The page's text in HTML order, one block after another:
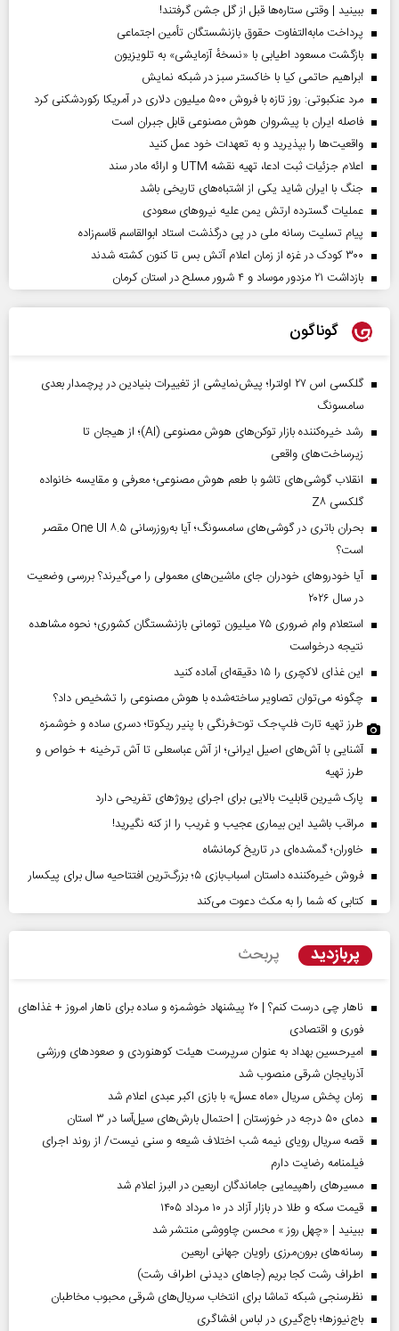
ببینید | وقتی ستاره‌ها قبل از گل جشن گرفتند!
پرداخت مابه‌التفاوت حقوق بازنشستگان تأمین اجتماعی
بازگشت مسعود اطیابی با «نسخهٔ آزمایشی» به تلویزیون
ابراهیم حاتمی کیا با خاکستر سبز در شبکه نمایش
مرد عنکبوتی: روز تازه با فروش ۵۰۰ میلیون دلاری در آمریکا رکوردشکنی کرد
فاصله ایران با پیشرو‌ان هوش مصنوعی قابل جبران است
واقعیت‌ها را بپذیرید و به تعهدات خود عمل کنید
اعلام جزئیات ثبت ادعا، تهیه نقشه UTM و ارائه مادر سند
جنگ با ایران شاید یکی از اشتباه‌های تاریخی باشد
عملیات گسترده ارتش یمن علیه نیروهای سعودی
پیام تسلیت رسانه ملی در پی درگذشت استاد ابوالقاسم قاسم‌زاده
۳۰۰ کودک در غزه از زمان اعلام آتش بس تا کنون کشته شدند
بازداشت ۲۱ مزدور موساد و ۴ شرور مسلح در استان کرمان
گوناگون
گلکسی اس ۲۷ اولترا؛ پیش‌نمایشی از تغییرات بنیادین در پرچمدار بعدی
سامسونگ
رشد خیره‌کننده بازار توکن‌های هوش مصنوعی (AI)؛ از هیجان تا
زیرساخت‌های واقعی
انقلاب گوشی‌های تاشو‌ با طعم هوش مصنوعی؛ معرفی و مقایسه خانواده
گلکسی Z۸
بحران باتری در گوشی‌های سامسونگ؛ آیا به‌روزرسانی One UI ۸.۵ مقصر
است؟
آیا خودروهای خودران جای ماشین‌های معمولی را می‌گیرند؟ بررسی وضعیت
در سال ۲۰۲۶
استعلام وام ضروری ۷۵ میلیون تومانی بازنشستگان کشوری؛ نحوه مشاهده
نتیجه درخواست
این غذای لاکچری را ۱۵ دقیقه‌ای آماده کنید
چگونه می‌توان تصاویر ساخته‌شده با هوش مصنوعی را تشخیص داد؟
طرز تهیه تارت فلپ‌جک توت‌فرنگی با پنیر ریکوتا؛ دسری ساده و خوشمزه
آشنایی با آش‌های اصیل ایرانی؛ از آش عباسعلی تا آش ترخینه + خواص و
طرز تهیه
پارک شیرین قابلیت‌ بالایی برای اجرای پروژهای تفریحی دارد
مراقب باشید این بیماری عجیب و غریب را از کنه نگیرید!
خاوران؛ گمشده‌ای در تاریخ کرمانشاه
فروش خیره‌کننده داستان اسباب‌بازی ۵؛ بزرگ‌ترین افتتاحیه سال برای پیکسار
کتابی که شما را به مکث دعوت می‌کند
پربازدید پربحث
ناهار چی درست کنم؟ | ۲۰ پیشنهاد خوشمزه و ساده برای ناهار امروز + غذاهای
فوری و اقتصادی
امیرحسین بهداد به عنوان سرپرست هیئت کوهنوردی و صعودهای ورزشی
آذربایجان شرقی منصوب شد
زمان پخش سریال «ماه عسل» با بازی اکبر عبدی اعلام شد
دمای ۵۰ درجه در خوزستان | احتمال بارش‌های سیل‌آسا در ۳ استان
قصه سریال رویای نیمه شب اختلاف شیعه و سنی نیست/ از روند اجرای
فیلمنامه رضایت دارم
مسیر‌های راهپیمایی جاماندگان اربعین در البرز اعلام شد
قیمت سکه و طلا در بازار آزاد در ۱۰ مرداد ۱۴۰۵
ببینید | «چهل روز » محسن چاووشی منتشر شد
رسانه‌های برون‌مرزی راویان جهانی اربعین
اطراف رشت کجا بریم (جاهای دیدنی اطراف رشت)
نظرسنجی شبکه تماشا برای انتخاب سریال‌های شرقی محبوب مخاطبان
باج‌نیوزها؛ باج‌گیری در لباس افشاگری